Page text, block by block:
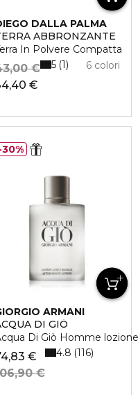
DALLA PALMA
ABBRONZANTE
In Polvere Compatta
€
€ 6 colori
5 1
ARMANI
DI GIÒ
Di Giò Homme
€
€
4.8 116
30%